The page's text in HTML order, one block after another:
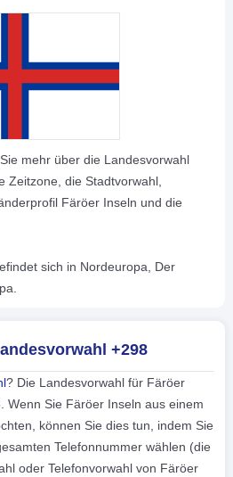
mehr über die Landesvorwahl
Zeitzone, die Stadtvorwahl,
Färöer Inseln und die
sich in Nordeuropa, Der
+298
? Die Landesvorwahl für Färöer
Wenn Sie Färöer Inseln aus einem
können Sie dies tun, indem Sie
Telefonnummer wählen (die
oder Telefonvorwahl von Färöer